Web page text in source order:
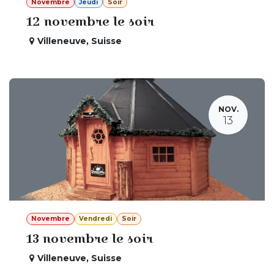
Novembre Jeudi Soir
12 novembre le soir
Villeneuve, Suisse
NOV.
13
Novembre Vendredi Soir
13 novembre le soir
Villeneuve, Suisse